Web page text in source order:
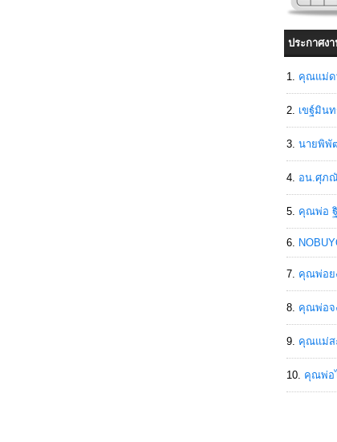
ประกาศง
คุณแม่ด
เขฐ์มินท
นายพิพั
อน.ศุภ
คุณพ่อ
คุณพ่อย
คุณพ่อจ
คุณแม่ส
คุณพ่อ